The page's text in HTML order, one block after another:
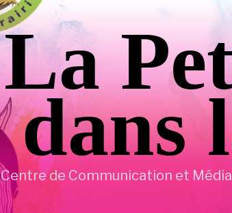
La
dans
Centre de Communication et